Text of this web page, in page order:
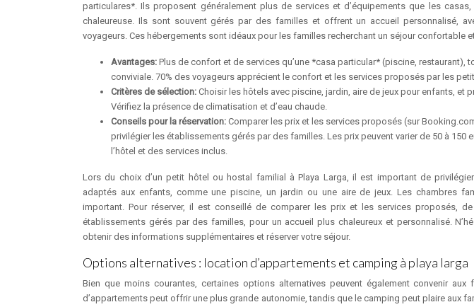
particulares*. Ils proposent généralement plus de services et d’équipements que les
chaleureuse. Ils sont souvent gérés par des familles et offrent un accueil personnalisé,
voyageurs. Ces hébergements sont idéaux pour les familles recherchant un séjour confortable
Avantages: Plus de confort et de services qu’une *casa particular* (piscine, restaurant),
conviviale. 70% des voyageurs apprécient le confort et les services proposés par les
Critères de sélection: Choisir les hôtels avec piscine, jardin, aire de jeux pour enfants,
Vérifiez la présence de climatisation et d’eau chaude.
Conseils pour la réservation: Comparer les prix et les services proposés (sur
privilégier les établissements gérés par des familles. Les prix peuvent varier de 50 à 150
l’hôtel et des services inclus.
Lors du choix d’un petit hôtel ou hostal familial à Playa Larga, il est important de
adaptés aux enfants, comme une piscine, un jardin ou une aire de jeux. Les chambres
important. Pour réserver, il est conseillé de comparer les prix et les services proposés,
établissements gérés par des familles, pour un accueil plus chaleureux et personnalisé.
obtenir des informations supplémentaires et réserver votre séjour.
Options alternatives : location d’appartements et camping à playa larga
Bien que moins courantes, certaines options alternatives peuvent également convenir aux
d’appartements peut offrir une plus grande autonomie, tandis que le camping peut plaire aux